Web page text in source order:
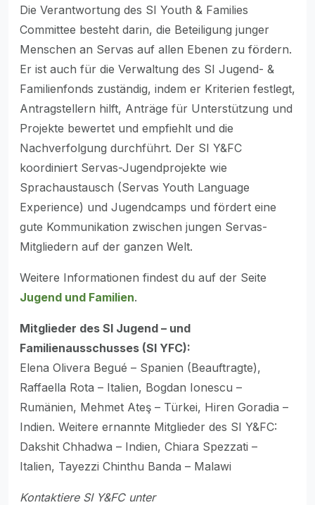
Die Verantwortung des SI Youth & Families
Committee besteht darin, die Beteiligung junger
Menschen an Servas auf allen Ebenen zu fördern.
Er ist auch für die Verwaltung des SI Jugend- &
Familienfonds zuständig, indem er Kriterien festlegt,
Antragstellern hilft, Anträge für Unterstützung und
Projekte bewertet und empfiehlt und die
Nachverfolgung durchführt. Der SI Y&FC
koordiniert Servas-Jugendprojekte wie
Sprachaustausch (Servas Youth Language
Experience) und Jugendcamps und fördert eine
gute Kommunikation zwischen jungen Servas-
Mitgliedern auf der ganzen Welt.
Weitere Informationen findest du auf der Seite
Jugend und Familien.
Mitglieder des SI Jugend – und
Familienausschusses (SI YFC):
Elena Olivera Begué – Spanien (Beauftragte),
Raffaella Rota – Italien, Bogdan Ionescu –
Rumänien, Mehmet Ateş – Türkei, Hiren Goradia –
Indien. Weitere ernannte Mitglieder des SI Y&FC:
Dakshit Chhadwa – Indien, Chiara Spezzati –
Italien, Tayezzi Chinthu Banda – Malawi
Kontaktiere SI Y&FC unter